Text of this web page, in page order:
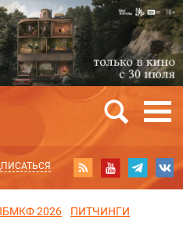
2026
ПИТЧИНГИ